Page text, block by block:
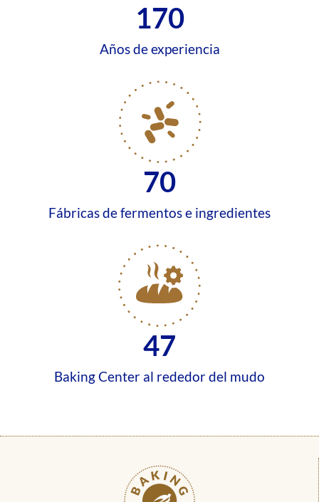
Años de experiencia
170
Fábricas de fermentos e ingredientes
70
Baking Center al rededor del mudo
47